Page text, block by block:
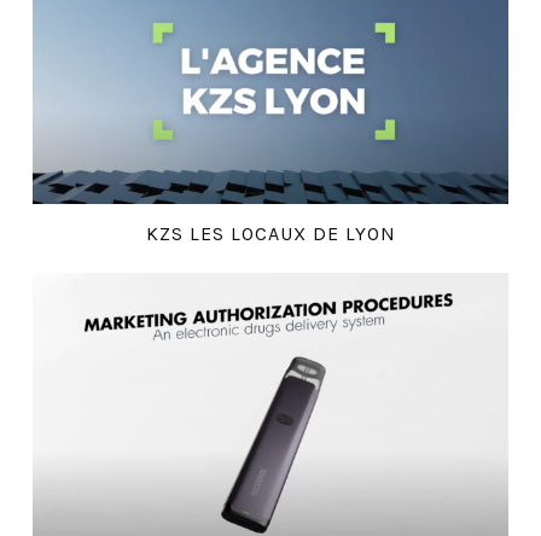
KZS LES LOCAUX DE LYON